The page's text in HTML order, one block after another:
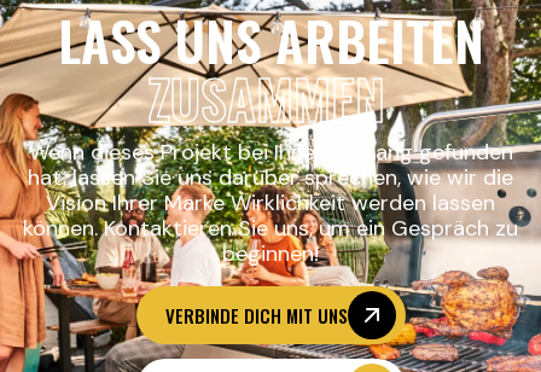
LASS UNS ARBEITEN
ZUSAMMEN
Wenn dieses Projekt bei Ihnen Anklang gefunden
hat, lassen Sie uns darüber sprechen, wie wir die
Vision Ihrer Marke Wirklichkeit werden lassen
können. Kontaktieren Sie uns, um ein Gespräch zu
beginnen!
VERBINDE DICH MIT UNS